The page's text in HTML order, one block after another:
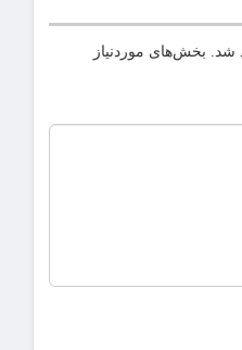
شد. بخش‌های موردنیاز